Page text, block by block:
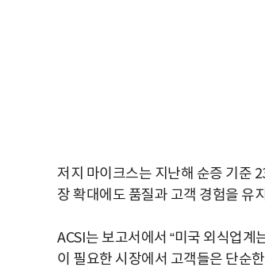
저지 마이크스는 지난해 순증 기준
장 확대에도 품질과 고객 경험을 유
ACSI는 보고서에서 “미국 외식업계
이 필요한 시장에서 고객들은 단순